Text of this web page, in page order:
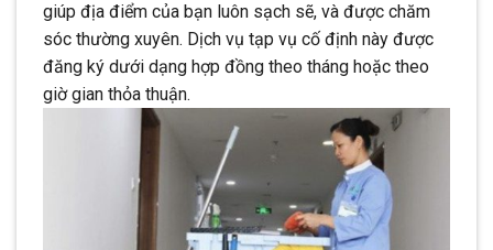
giúp địa điểm của bạn luôn sạch sẽ, và được chăm
sóc thường xuyên. Dịch vụ tạp vụ cố định này được
đăng ký dưới dạng hợp đồng theo tháng hoặc theo
giờ gian thỏa thuận.